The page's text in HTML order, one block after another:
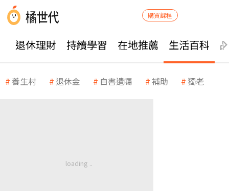
購買課程
退休理財 持續學習 在地推薦 生活百科
養生村 退休金 自書遺囑 補助 獨老